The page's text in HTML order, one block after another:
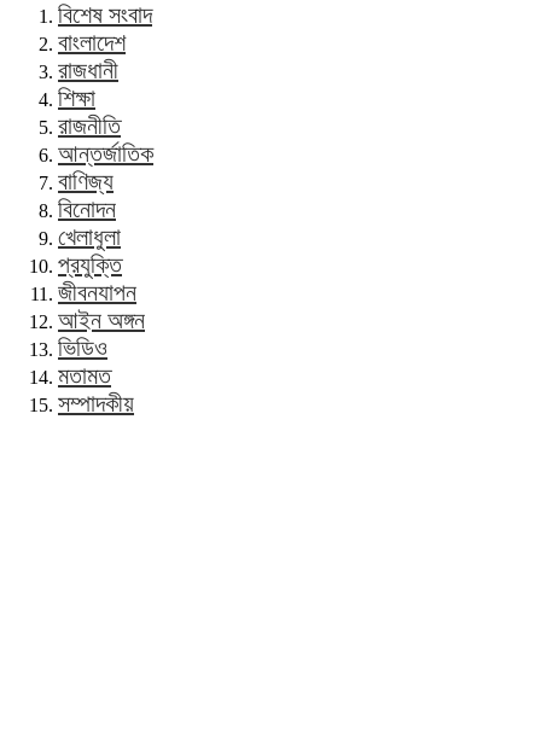
বিশেষ সংবাদ
বাংলাদেশ
রাজধানী
শিক্ষা
রাজনীতি
আন্তর্জাতিক
বাণিজ্য
বিনোদন
খেলাধুলা
প্রযুক্তি
জীবনযাপন
আইন অঙ্গন
ভিডিও
মতামত
সম্পাদকীয়